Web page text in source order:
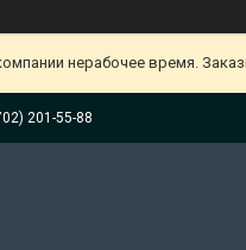
нерабочее время.
201-55-88